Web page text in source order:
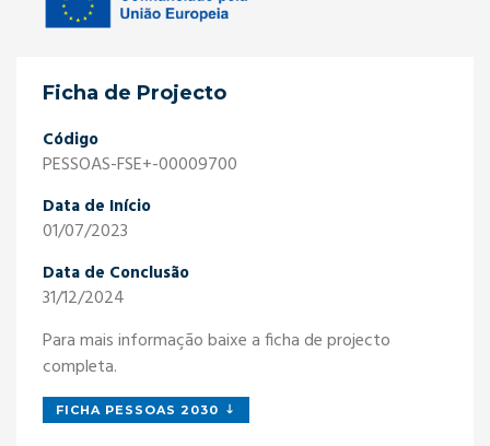
Ficha de Projecto
Código
PESSOAS-FSE+-00009700
Data de Início
01/07/2023
Data de Conclusão
31/12/2024
Para mais informação baixe a ficha de projecto
completa.
FICHA PESSOAS 2030